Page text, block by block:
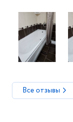
Все отзывы